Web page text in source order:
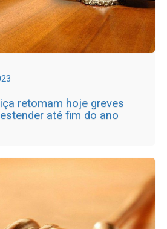
retomam hoje greves
até fim do ano